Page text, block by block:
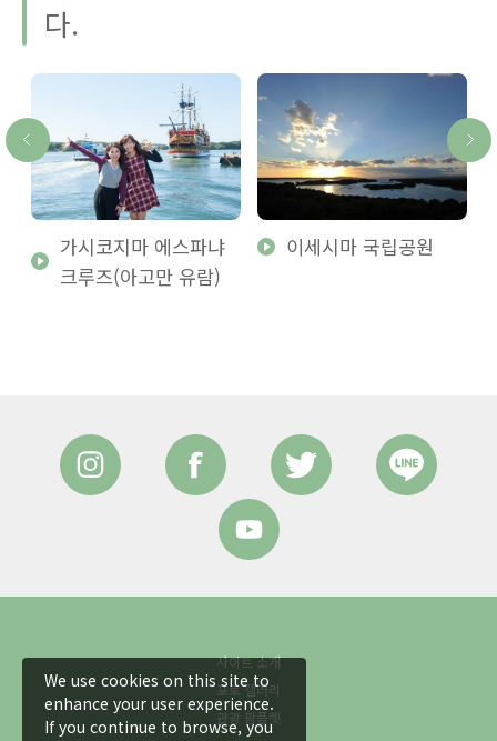
다.
가시코지마 에스파냐
크루즈(아고만 유람)
이세시마 국립공원
사이트 소개
포토 갤러리
관광 팜플렛
We use cookies on this site to
enhance your user experience.
If you continue to browse, you